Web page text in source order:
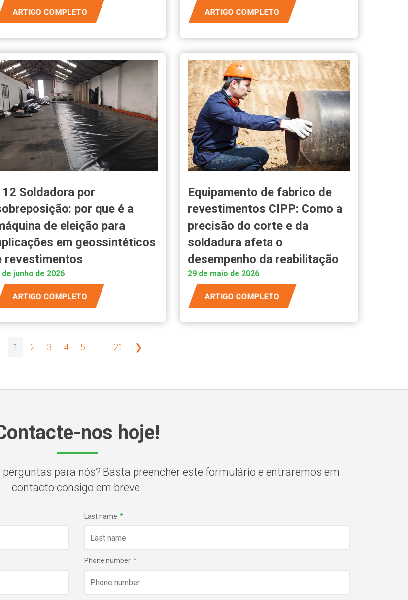
ARTIGO COMPLETO ARTIGO COMPLETO
Soldadora por
por que é a
de eleição para
em geossintéticos
revestimentos
de junho de 2026
ARTIGO COMPLETO
Equipamento de fabrico de
revestimentos CIPP: Como a
precisão do corte e da
soldadura afeta o
desempenho da reabilitação
29 de maio de 2026
ARTIGO COMPLETO
1 2 3 4 5 21 ❯
nos hoje!
para nós? Basta preencher este formulário e entraremos em
contacto consigo em breve.
Last name *
Phone number *